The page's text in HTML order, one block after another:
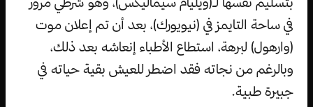
في ساحة التايمز في (نيويورك)، بعد أن تم إعلان موت
(وارهول) لبرهة، استطاع الأطباء إنعاشه بعد ذلك،
وبالرغم من نجاته فقد اضطر للعيش بقية حياته في
جبيرة طبية.